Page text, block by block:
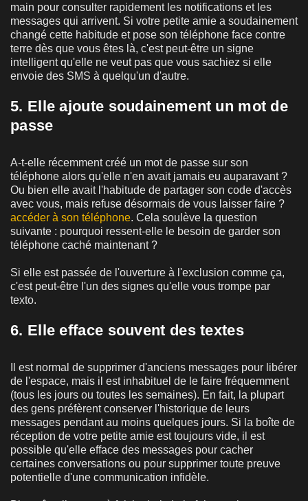
main pour consulter rapidement les notifications et les
messages qui arrivent. Si votre petite amie a soudainement
changé cette habitude et pose son téléphone face contre
terre dès que vous êtes là, c'est peut-être un signe
intelligent qu'elle ne veut pas que vous sachiez si elle
envoie des SMS à quelqu'un d'autre.
5. Elle ajoute soudainement un mot de
passe
A-t-elle récemment créé un mot de passe sur son
téléphone alors qu'elle n'en avait jamais eu auparavant ?
Ou bien elle avait l'habitude de partager son code d'accès
avec vous, mais refuse désormais de vous laisser faire ?
accéder à son téléphone. Cela soulève la question
suivante : pourquoi ressent-elle le besoin de garder son
téléphone caché maintenant ?
Si elle est passée de l'ouverture à l'exclusion comme ça,
c'est peut-être l'un des signes qu'elle vous trompe par
texto.
6. Elle efface souvent des textes
Il est normal de supprimer d'anciens messages pour libérer
de l'espace, mais il est inhabituel de le faire fréquemment
(tous les jours ou toutes les semaines). En fait, la plupart
des gens préfèrent conserver l'historique de leurs
messages pendant au moins quelques jours. Si la boîte de
réception de votre petite amie est toujours vide, il est
possible qu'elle efface des messages pour cacher
certaines conversations ou pour supprimer toute preuve
potentielle d'une communication infidèle.